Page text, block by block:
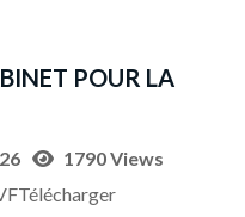
POUR LA
1790 Views